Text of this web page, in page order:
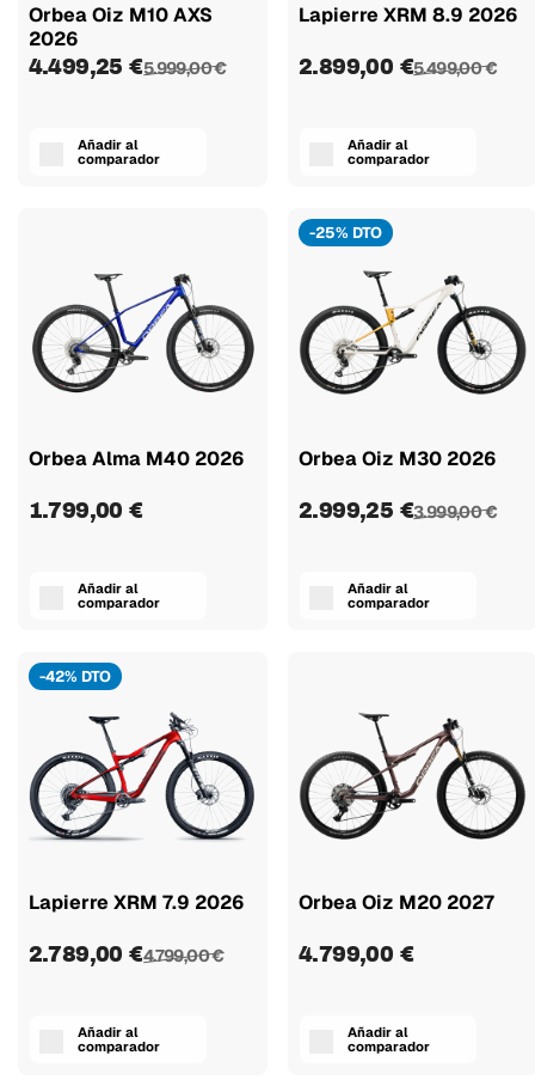
Orbea Oiz M10 AXS
2026
4.499,25 €5.999,00 €
Añadir al
comparador
Lapierre XRM 8.9 2026
2.899,00 €5.499,00 €
Añadir al
comparador
Orbea Alma M40 2026
1.799,00 €
Añadir al
comparador
-25% DTO
Orbea Oiz M30 2026
2.999,25 €3.999,00 €
Añadir al
comparador
-42% DTO
Lapierre XRM 7.9 2026
2.789,00 €4.799,00 €
Añadir al
comparador
Orbea Oiz M20 2027
4.799,00 €
Añadir al
comparador